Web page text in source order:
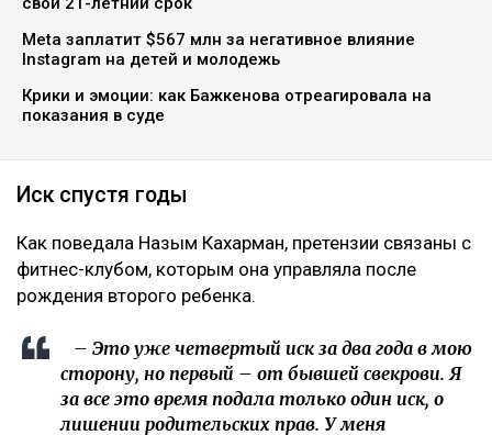
Meta заплатит $567 млн за негативное влияние
Instagram на детей и молодежь
Крики и эмоции: как Бажкенова отреагировала на
показания в суде
Иск спустя годы
Как поведала Назым Кахарман, претензии связаны с
фитнес-клубом, которым она управляла после
рождения второго ребенка.
– Это уже четвертый иск за два года в мою
сторону, но первый – от бывшей свекрови. Я
за все это время подала только один иск, о
лишении родительских прав. У меня